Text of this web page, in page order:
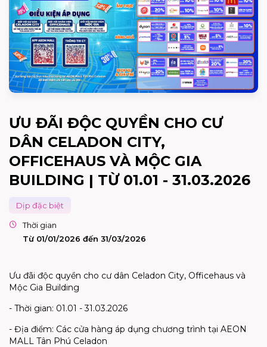
ƯU ĐÃI ĐỘC QUYỀN CHO CƯ
DÂN CELADON CITY,
OFFICEHAUS VÀ MỘC GIA
BUILDING | TỪ 01.01 - 31.03.2026
Dịp đặc biệt
Thời gian
Từ 01/01/2026 đến 31/03/2026
Ưu đãi độc quyền cho cư dân Celadon City, Officehaus và
Mộc Gia Building
- Thời gian: 01.01 - 31.03.2026
- Địa điểm: Các cửa hàng áp dụng chương trình tại AEON
MALL Tân Phú Celadon